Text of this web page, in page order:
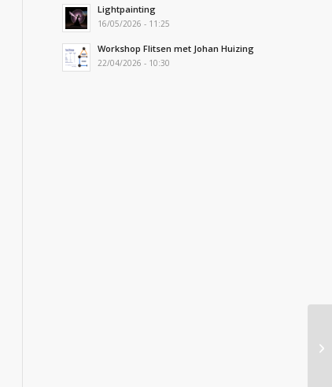
Lightpainting
16/05/2026 - 11:25
Workshop Flitsen met Johan Huizing
22/04/2026 - 10:30